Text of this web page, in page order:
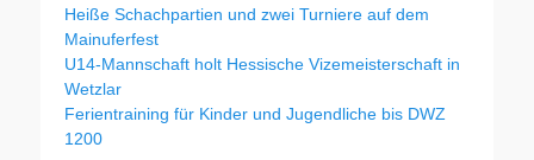
Heiße Schachpartien und zwei Turniere auf dem
Mainuferfest
U14-Mannschaft holt Hessische Vizemeisterschaft in
Wetzlar
Ferientraining für Kinder und Jugendliche bis DWZ
1200